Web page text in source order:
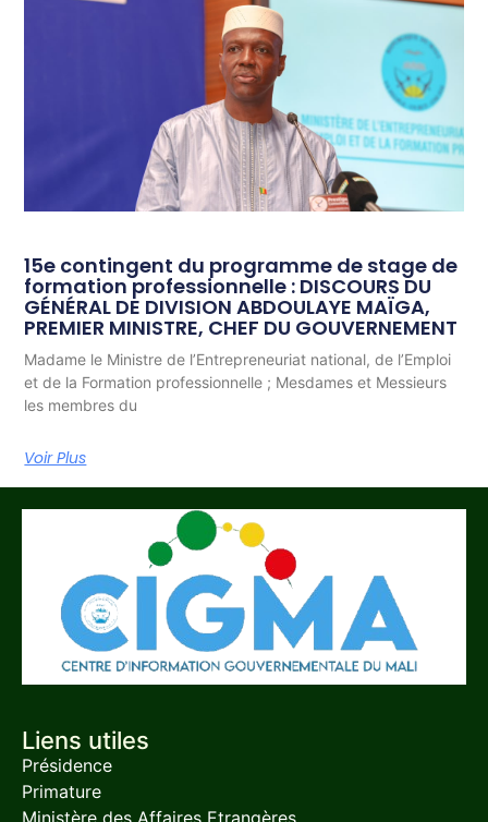
15e contingent du programme de stage de
formation professionnelle : DISCOURS DU
GÉNÉRAL DE DIVISION ABDOULAYE MAÏGA,
PREMIER MINISTRE, CHEF DU GOUVERNEMENT
Madame le Ministre de l’Entrepreneuriat national, de l’Emploi
et de la Formation professionnelle ; Mesdames et Messieurs
les membres du
Voir Plus
Liens utiles
Présidence
Primature